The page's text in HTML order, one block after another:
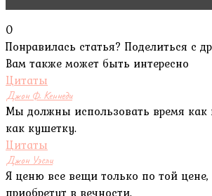
0
Понравилась статья? Поделиться с
Вам также может быть интересно
Цитаты
Джон Ф. Кеннеди
Мы должны использовать время как
как кушетку.
Цитаты
Джон Уэсли
Я ценю все вещи только по той
приобретут в вечности.